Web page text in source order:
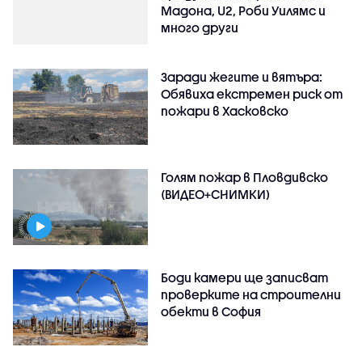
Мадона, U2, Роби Уилямс и
много други
Заради жегите и вятъра:
Обявиха екстремен риск от
пожари в Хасковско
Голям пожар в Пловдивско
(ВИДЕО+СНИМКИ)
Боди камери ще записват
проверките на строителни
обекти в София